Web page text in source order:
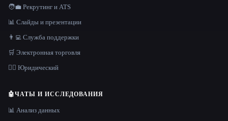
🧑‍💼 Рекрутинг и ATS
📊 Слайды и презентации
👨‍💻 Служба поддержки
🛒 Электронная торговля
👩‍⚖️ Юридический
🤖ЧАТЫ И ИССЛЕДОВАНИЯ
📊 Анализ данных